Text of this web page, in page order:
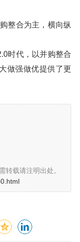
整合为主，横向纵
时代，以并购整合
做强做优提供了更
转载请注明出处。